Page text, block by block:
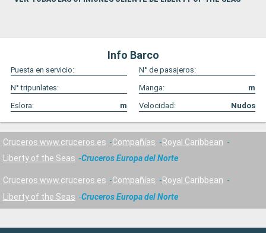
Info Barco
Puesta en servicio:
N° de pasajeros:
N° tripunlates:
Manga:
m
Eslora:
m Velocidad: Nudos
Cruceros www.cruceros.es Compañías
Royal Caribbean
Liberty of the Seas
Cruceros Europa del Norte
Cruceros www.cruceros.es Compañías
Royal Caribbean
Liberty of the Seas
Cruceros Europa del Norte